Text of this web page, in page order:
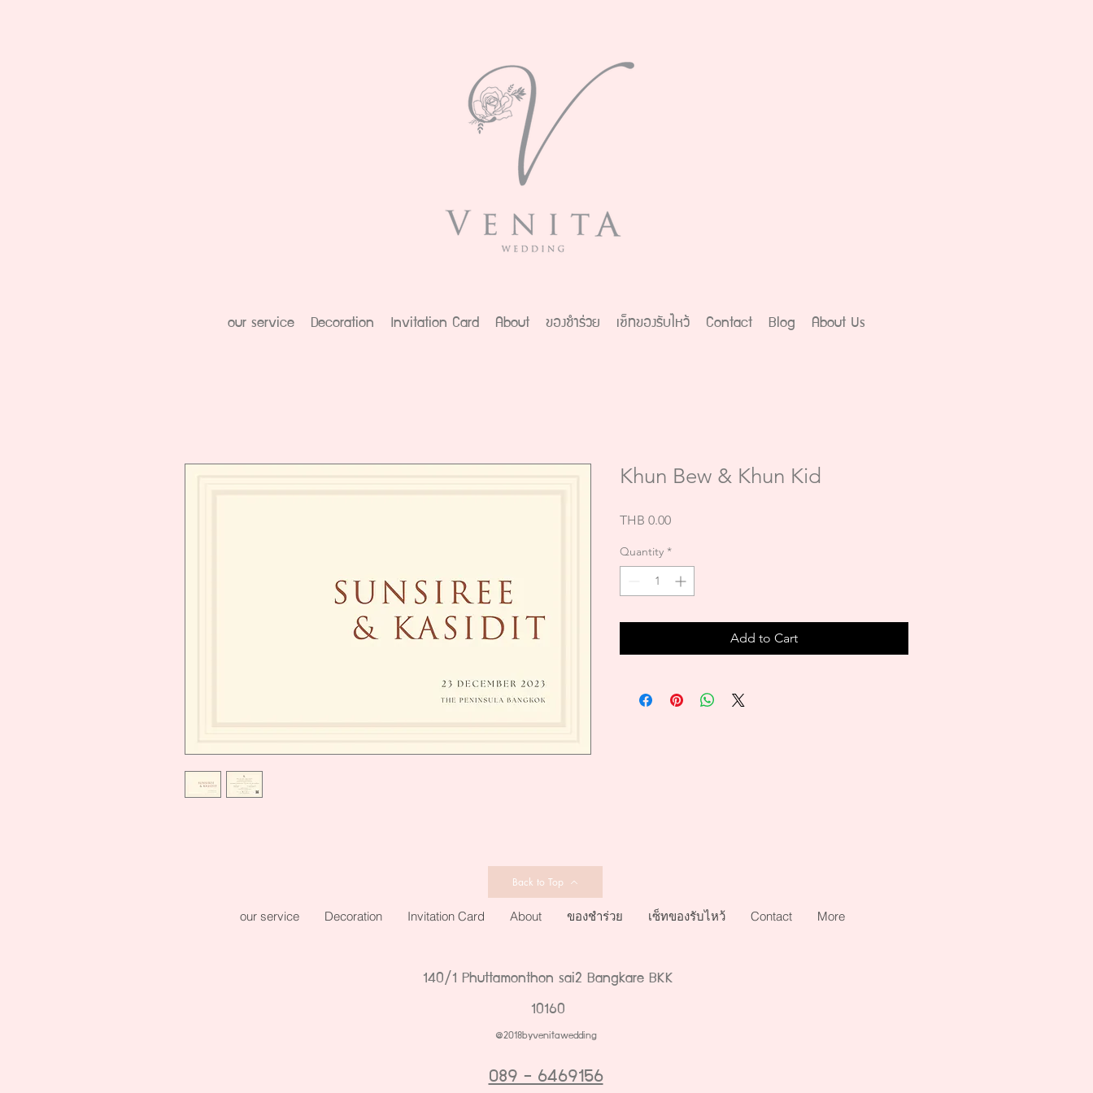
our service Decoration Invitation Card About ของชำร่วย เซ็ทของรับไหว้ Contact Blog About Us
Khun Bew & Khun Kid
THB 0.00Price
Quantity *
Add to Cart
Back to Top
our service Decoration Invitation Card About ของชำร่วย เซ็ทของรับไหว้ Contact More
140/1 Phuttamonthon sai2 Bangkare BKK
10160
@2018byvenitawedding
089 - 6469156